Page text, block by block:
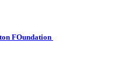
FOundation